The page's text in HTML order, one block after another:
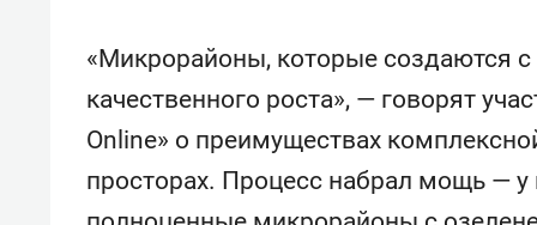
«Микрорайоны, которые создаются
качественного роста», — говорят
Online» о преимуществах
просторах. Процесс набрал мощь —
Как ГК «МИР ГРУПП» и ВТБ
создают оазис жилого
комфорта под Казанью
150
ID